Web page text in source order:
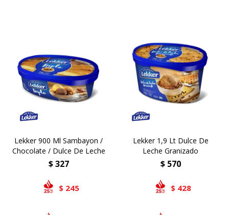
Lekker 900 Ml Sambayon /
Chocolate / Dulce De Leche
$ 327
$ 245
Lekker 1,9 Lt Dulce De
Leche Granizado
$ 570
$ 428